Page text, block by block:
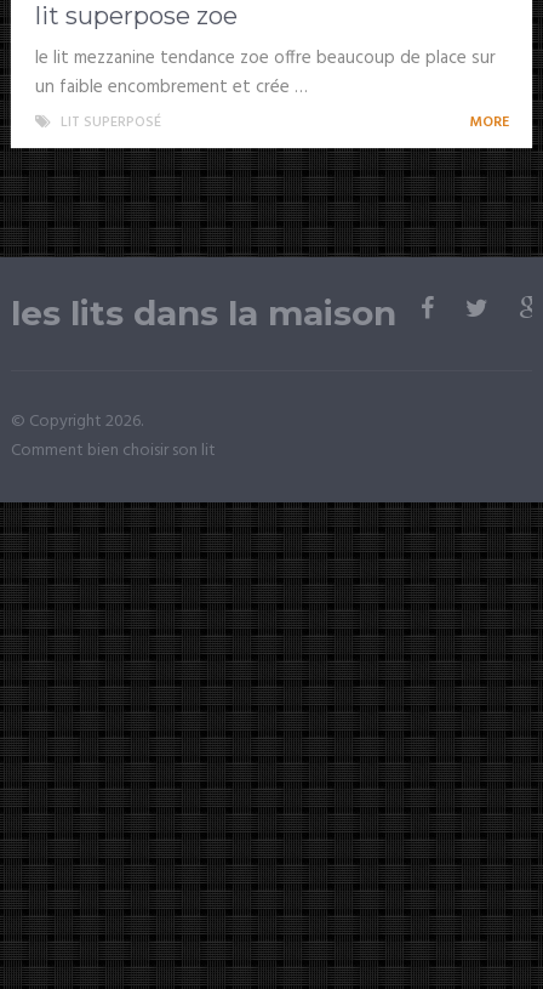
lit superpose zoe
le lit mezzanine tendance zoe offre beaucoup de place sur
un faible encombrement et crée …
LIT SUPERPOSÉ MORE
les lits dans la maison
© Copyright 2026.
Comment bien choisir son lit